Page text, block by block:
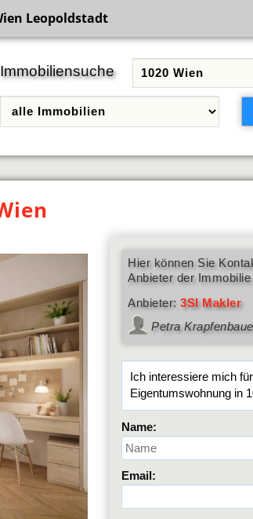
Leopoldstadt
Immobiliensuche
Hier können Sie
Anbieter der
Anbieter:3SI Makler
Petra
Name:
Email: